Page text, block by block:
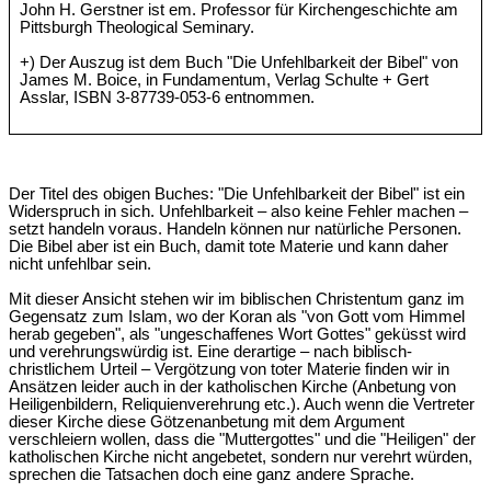
John H. Gerstner ist em. Professor für Kirchengeschichte am
Pittsburgh Theological Seminary.
+) Der Auszug ist dem Buch "Die Unfehlbarkeit der Bibel" von
James M. Boice, in Fundamentum, Verlag Schulte + Gert
Asslar, ISBN 3-87739-053-6 entnommen.
Der Titel des obigen Buches: "Die Unfehlbarkeit der Bibel" ist ein
Widerspruch in sich. Unfehlbarkeit – also keine Fehler machen –
setzt handeln voraus. Handeln können nur natürliche Personen.
Die Bibel aber ist ein Buch, damit tote Materie und kann daher
nicht unfehlbar sein.
Mit dieser Ansicht stehen wir im biblischen Christentum ganz im
Gegensatz zum Islam, wo der Koran als "von Gott vom Himmel
herab gegeben", als "ungeschaffenes Wort Gottes" geküsst wird
und verehrungswürdig ist. Eine derartige – nach biblisch-
christlichem Urteil – Vergötzung von toter Materie finden wir in
Ansätzen leider auch in der katholischen Kirche (Anbetung von
Heiligenbildern, Reliquienverehrung etc.). Auch wenn die Vertreter
dieser Kirche diese Götzenanbetung mit dem Argument
verschleiern wollen, dass die "Muttergottes" und die "Heiligen" der
katholischen Kirche nicht angebetet, sondern nur verehrt würden,
sprechen die Tatsachen doch eine ganz andere Sprache.